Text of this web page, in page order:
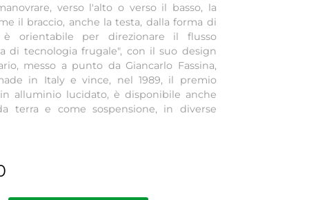
verso l'alto o verso il basso, la
il braccio, anche la testa, dalla forma di
è orientabile per direzionare il flusso
di tecnologia frugale", con il suo design
messo a punto da Giancarlo Fassina,
in Italy e vince, nel 1989, il premio
in alluminio lucidato, è disponibile anche
terra e come sospensione, in diverse